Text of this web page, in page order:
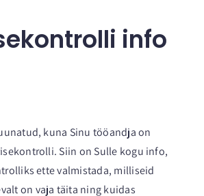
Teenus
Lugemisnurk
info
kuna Sinu tööandja on
Siin on Sulle kogu info,
ette valmistada, milliseid
on vaja täita ning kuidas